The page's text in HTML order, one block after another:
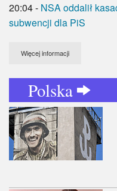
20:04 - NSA oddalił
subwencji dla PiS
Więcej informacji
Polska